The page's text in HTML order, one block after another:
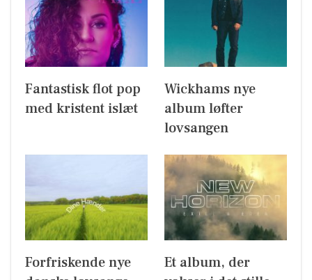
Fantastisk flot pop
med kristent islæt
Wickhams nye
album løfter
lovsangen
Forfriskende nye
Et album, der